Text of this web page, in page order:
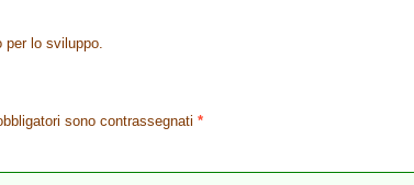
per lo sviluppo.
sono contrassegnati *